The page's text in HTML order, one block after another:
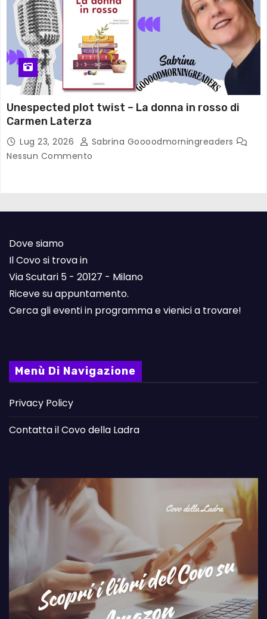
Unespected plot twist – La donna in rosso di
Carmen Laterza
Lug 23, 2026
Sabrina Goooodmorningreaders
Nessun Commento
Dove siamo
Il Covo si trova in
Via Scutari 5 - 20127 - Milano
Riceve su appuntamento.
Cerca gli eventi in programma e vienici a trovare!
Menù Di Navigazione
Privacy Policy
Contatta il Covo della Ladra